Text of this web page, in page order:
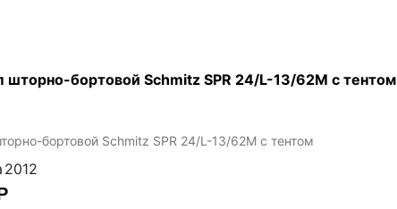
шторно-бортовой Schmitz SPR 24/L-13/62M с тентом
бортовой Schmitz SPR 24/L-13/62M с тентом
2012